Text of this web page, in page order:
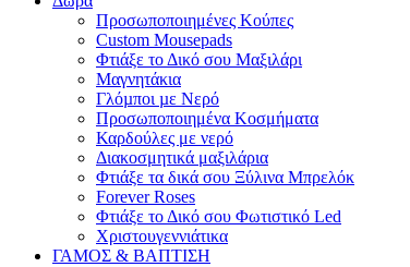
Προσωποποιημένες Κούπες
Custom Mousepads
Φτιάξε το Δικό σου Μαξιλάρι
Μαγνητάκια
Γλόµποι µε Νερό
Προσωποποιημένα Κοσμήματα
Καρδούλες με νερό
Διακοσμητικά μαξιλάρια
Φτιάξε τα δικά σου Ξύλινα Μπρελόκ
Forever Roses
Φτιάξε το Δικό σου Φωτιστικό Led
Χριστουγεννιάτικα
ΓΑΜΟΣ & ΒΑΠΤΙΣΗ